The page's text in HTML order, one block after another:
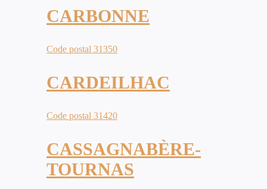
CARBONNE
Code postal 31350
CARDEILHAC
Code postal 31420
CASSAGNABÈRE-
TOURNAS